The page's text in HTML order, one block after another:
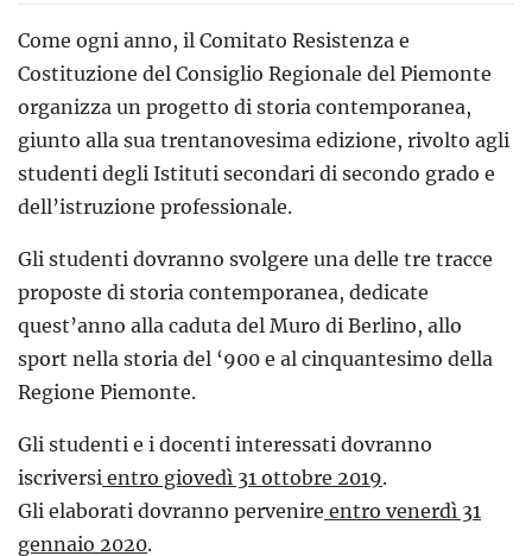
Come ogni anno, il Comitato Resistenza e
Costituzione del Consiglio Regionale del Piemonte
organizza un progetto di storia contemporanea,
giunto alla sua trentanovesima edizione, rivolto agli
studenti degli Istituti secondari di secondo grado e
dell’istruzione professionale.
Gli studenti dovranno svolgere una delle tre tracce
proposte di storia contemporanea, dedicate
quest’anno alla caduta del Muro di Berlino, allo
sport nella storia del ‘900 e al cinquantesimo della
Regione Piemonte.
Gli studenti e i docenti interessati dovranno
iscriversi entro giovedì 31 ottobre 2019.
Gli elaborati dovranno pervenire entro venerdì 31
gennaio 2020.